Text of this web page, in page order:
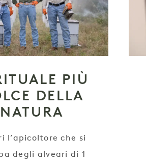
PIÙ
DELLA
NATURA
l’apicoltore che si
degli alveari di 1